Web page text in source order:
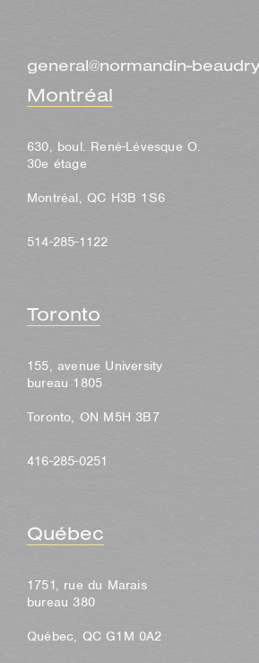
general@normandin-
Montréal
630, boul. René-Lévesque O.
30e étage
Montréal, QC H3B 1S6
514-285-1122
Toronto
155, avenue University
bureau 1805
Toronto, ON M5H 3B7
416-285-0251
Québec
1751, rue du Marais
bureau 380
Québec, QC G1M 0A2